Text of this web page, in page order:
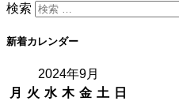
検索
新着カレンダー
2024年9月
月
火 水 木 金 土
日